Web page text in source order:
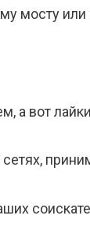
мосту или
а вот